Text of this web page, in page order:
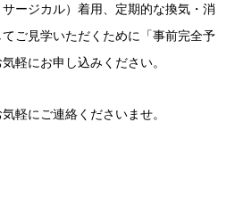
ージカル）着用、定期的な換気・消
ご見学いただくために「事前完全予
軽にお申し込みください。
軽にご連絡くださいませ。